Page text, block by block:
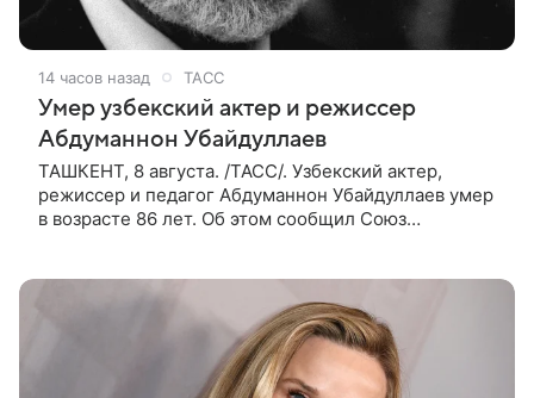
14 часов назад ТАСС
Умер узбекский актер и режиссер
Абдуманнон Убайдуллаев
ТАШКЕНТ, 8 августа. /ТАСС/. Узбекский актер,
режиссер и педагог Абдуманнон Убайдуллаев умер
в возрасте 86 лет. Об этом сообщил Союз